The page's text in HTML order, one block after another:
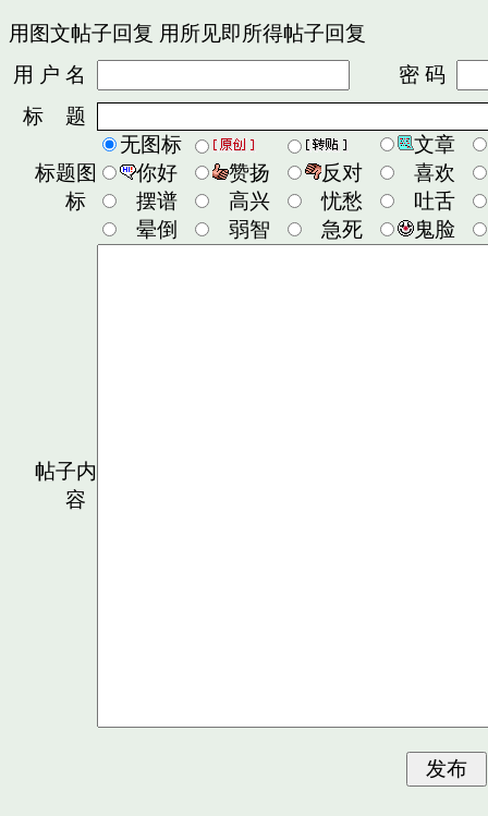
用图文帖子回复 用所见即所得帖子回复
用 户 名
密 码
标 题
标题图
标
无图标
文章
你好
赞扬 反对
喜欢
摆谱
高兴 忧愁
吐舌
晕倒
弱智 急死 鬼脸
帖子内
容